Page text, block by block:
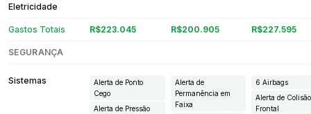
Eletricidade
Gastos Totais R$223.045 R$200.905 R$227.595
SEGURANÇA
Sistemas
Alerta de Ponto
Cego
Alerta de Pressão
Alerta de
Permanência em
Faixa
6 Airbags
Alerta de Colisão
Frontal